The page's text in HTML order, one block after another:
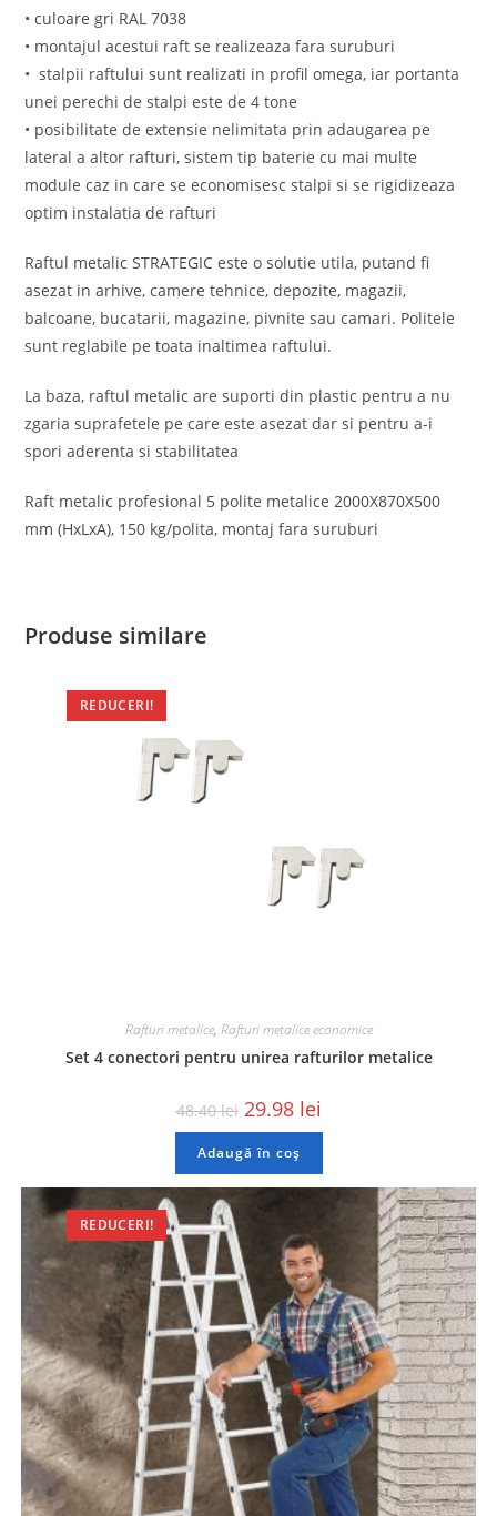
• culoare gri RAL 7038
• montajul acestui raft se realizeaza fara suruburi
• stalpii raftului sunt realizati in profil omega, iar portanta
unei perechi de stalpi este de 4 tone
• posibilitate de extensie nelimitata prin adaugarea pe
lateral a altor rafturi, sistem tip baterie cu mai multe
module caz in care se economisesc stalpi si se rigidizeaza
optim instalatia de rafturi
Raftul metalic STRATEGIC este o solutie utila, putand fi
asezat in arhive, camere tehnice, depozite, magazii,
balcoane, bucatarii, magazine, pivnite sau camari. Politele
sunt reglabile pe toata inaltimea raftului.
La baza, raftul metalic are suporti din plastic pentru a nu
zgaria suprafetele pe care este asezat dar si pentru a-i
spori aderenta si stabilitatea
Raft metalic profesional 5 polite metalice 2000X870X500
mm (HxLxA), 150 kg/polita, montaj fara suruburi
Produse similare
REDUCERI!
Rafturi metalice, Rafturi metalice economice
Set 4 conectori pentru unirea rafturilor metalice
48.40lei 29.98 lei
Adaugă în coș
REDUCERI!